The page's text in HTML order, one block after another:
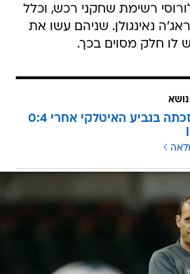
רשימת שחקני רכש, וכלל
נאינגולן. שניהם עשו את
לו חלק מסוים בכך.
יובנטוס זכתה בגביע האיטלקי אחרי 0:4